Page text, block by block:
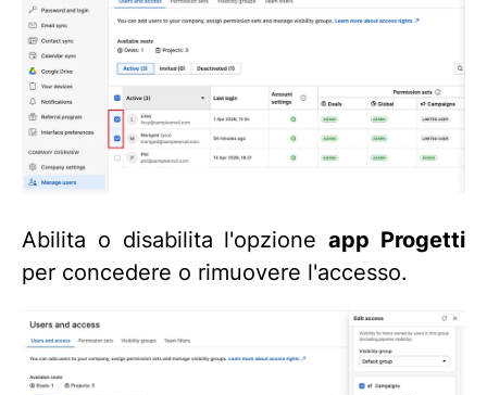
Abilita o disabilita l'opzioneapp Progetti
per concedere o rimuovere l'accesso.